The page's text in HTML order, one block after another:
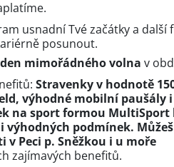
usnadní Tvé začátky a další
posunout.
mimořádného volna v
Stravenky v hodnotě
výhodné mobilní paušály
na sport formou MultiSport
podmínek.
v Peci p. Sněžkou i u moře
zajímavých benefitů.